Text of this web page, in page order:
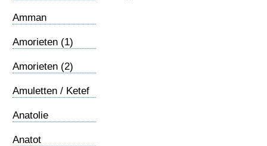
Amman
Amorieten (1)
Amorieten (2)
Amuletten / Ketef
Anatolie
Anatot